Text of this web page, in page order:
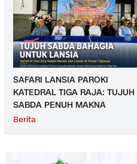
SAFARI LANSIA PAROKI
KATEDRAL TIGA RAJA: TUJUH
SABDA PENUH MAKNA
Berita